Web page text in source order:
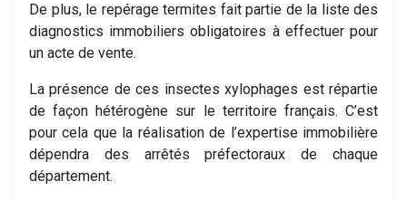
De plus, le repérage termites fait partie de la liste des
diagnostics immobiliers obligatoires à effectuer pour
un acte de vente.
La présence de ces insectes xylophages est répartie
de façon hétérogène sur le territoire français. C’est
pour cela que la réalisation de l’expertise immobilière
dépendra des arrêtés préfectoraux de chaque
département.